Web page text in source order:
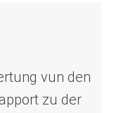
vun den
zu der